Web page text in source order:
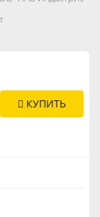
КУПИТЬ